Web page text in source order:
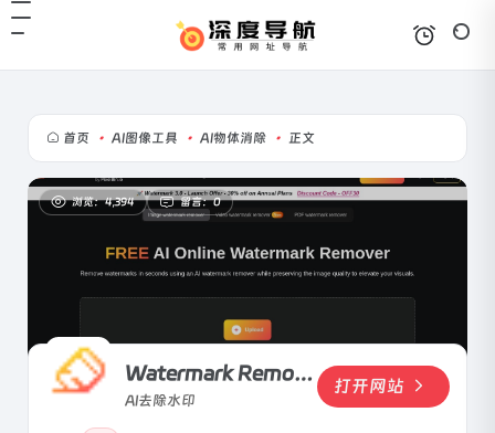
首页 • AI图像工具 • AI物体消除 • 正文
浏览：4,394 留言：0
Watermark Remover
AI去除水印
打开网站